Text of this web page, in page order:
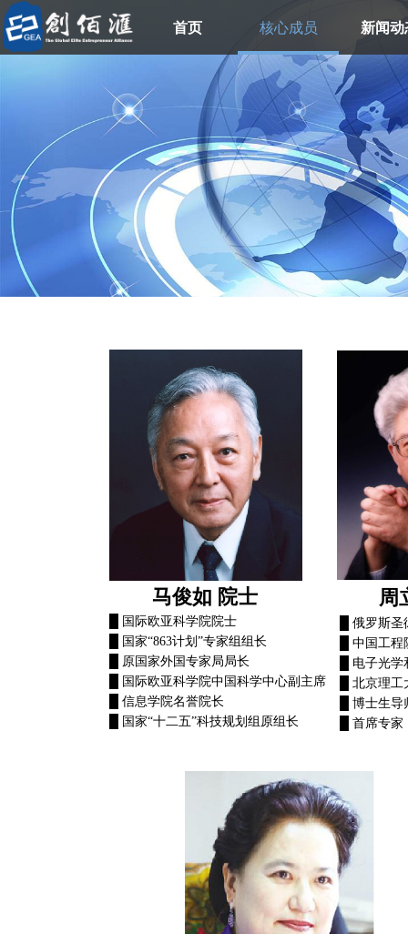
首页 核心成员 新闻动
█ 国际欧亚科学院院士
█ 国家“863计划”专家组组长
█ 原国家外国专家局局长
█ 国际欧亚科学院中国科学中心副主席
█ 信息学院名誉院长
█ 国家“十二五”科技规划组原组长
马俊如 院士
█ 俄罗斯
█ 中国工程
█ 电子光
█ 北京理
█ 博士生导
█ 首席专家
周